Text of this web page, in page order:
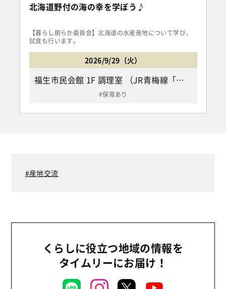
北海道野付の海の幸を学ぼう♪
【暮らし朗らか委員会】北海道の水産産地について学び、
試食も行います。
2026/9/29（火）
福生市民会館 1F 調理室 （JR青梅線「牛浜駅」下車東口より徒歩5分/福生市福生2455）
保育あり
産地交流
くらしに役立つ地域の情報を
タイムリーにお届け！